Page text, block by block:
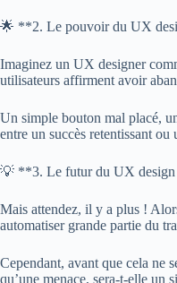
🌟 **2. Le pouvoir du UX
Imaginez un UX designer
utilisateurs affirment avoir
Un simple bouton mal placé,
entre un succès retentissant ou
💡 **3. Le futur du UX design
Mais attendez, il y a plus !
automatiser grande partie du
Cependant, avant que cela ne
qu’une menace, sera-t-elle un